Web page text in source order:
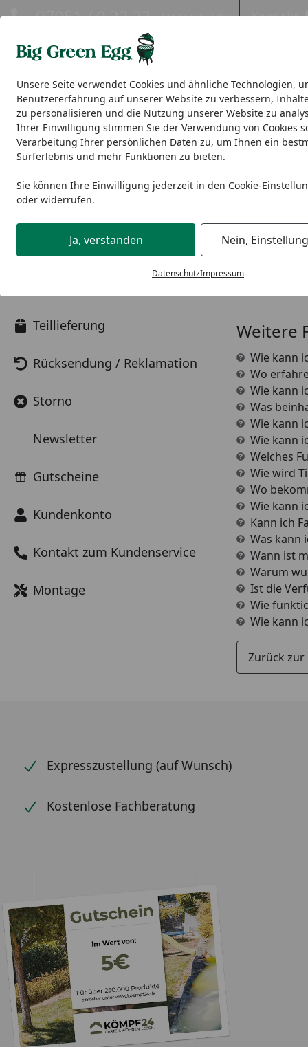
Unsere Seite verwendet Cookies und ähnliche Technologien,
Benutzererfahrung auf unserer Website zu verbessern,
zu personalisieren und die Nutzung unserer Website zu
Ihrer Einwilligung stimmen Sie der Verwendung von Cookies
Verarbeitung Ihrer persönlichen Daten zu, um Ihnen ein
Surferlebnis und mehr Funktionen zu bieten.
Sie können Ihre Einwilligung jederzeit in den Cookie-
oder widerrufen.
Ja, verstanden Nein,
DatenschutzImpressum
Eigene Montage-Teams
07051 / 9 22 22 Mo-Fr. 8-16 Uhr Kontakt
EGGs EGG Nest, Tische & Seitentische Modulare EGG-
Startseite
Individuelles Angebot
Antworten zu den Themen
Bezahlung & Rechnung
Teillieferung
Rücksendung / Reklamation
Storno
Newsletter
Gutscheine
Kundenkonto
Kontakt zum Kundenservice
Montage
Wie
Wir
sind, dann
diese Rubrik
Nutzen Sie,
unter der
Weitere
Wie kann
Wo
Wie kann
Was
Wie kann
Wie kann
Welches
Wie wird
Wo
Wie kann
Kann ich
Was kann
Wann ist
Warum
Ist die
Wie
Wie kann
Zurück
Expresszustellung (auf Wunsch)
Kostenlose Fachberatung